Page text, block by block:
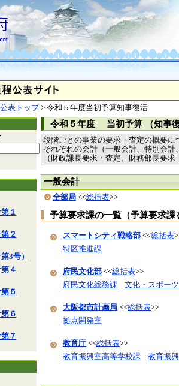
表トップ> 令和５年度当初予算知事復活
１
２
3号）
４
５
６
７
令和５年度 当初予算 （知事
段階ごとの事業の要求・査定の概要に
それぞれの会計（一般会計、特別会
（財政課長要求・査定、財務部長要
一般会計
全部局 <<総括表>>
予算要求課の一覧（予算要求
スマートシティ戦略部 <<総括表
特区推進課
府民文化部 <<総括表>>
府民文化総務課
文化・スポー
大阪都市計画局 <<総括表>>
拠点開発室
教育庁 <<総括表>>
教育振興室高等学校課
教育振